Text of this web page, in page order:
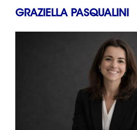
GRAZIELLA PASQUALINI